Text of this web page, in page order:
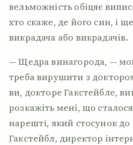
вельможність обіцяє
хто скаже, де його син, і
викрадача або викрадачів.
— Щедра винагорода, —
треба вирушити з
ви, докторе Гакстейбле,
розкажіть мені, що
нарешті, який стосунок
Гакстейбл, директор